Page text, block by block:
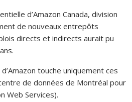
d’Amazon Canada, division
de nouveaux entrepôts
directs et indirects aurait pu
touche uniquement ces
de données de Montréal pour
Web Services).